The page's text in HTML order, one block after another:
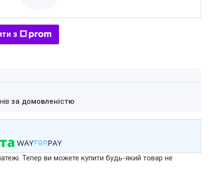
з
за домовленістю
Тепер ви можете купити будь-який товар не